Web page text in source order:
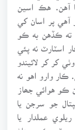
آهن. هڪ اسين
پر اسان کي
ته ڪڏهن به ڪو
اسٽارٽ نه پئي
کر کر لائيندو
وارو اهو نه
ڪو هوائي جھاز
جو سرجن يا
عملدار يا
ڊيوٽي ڪري هاڻ